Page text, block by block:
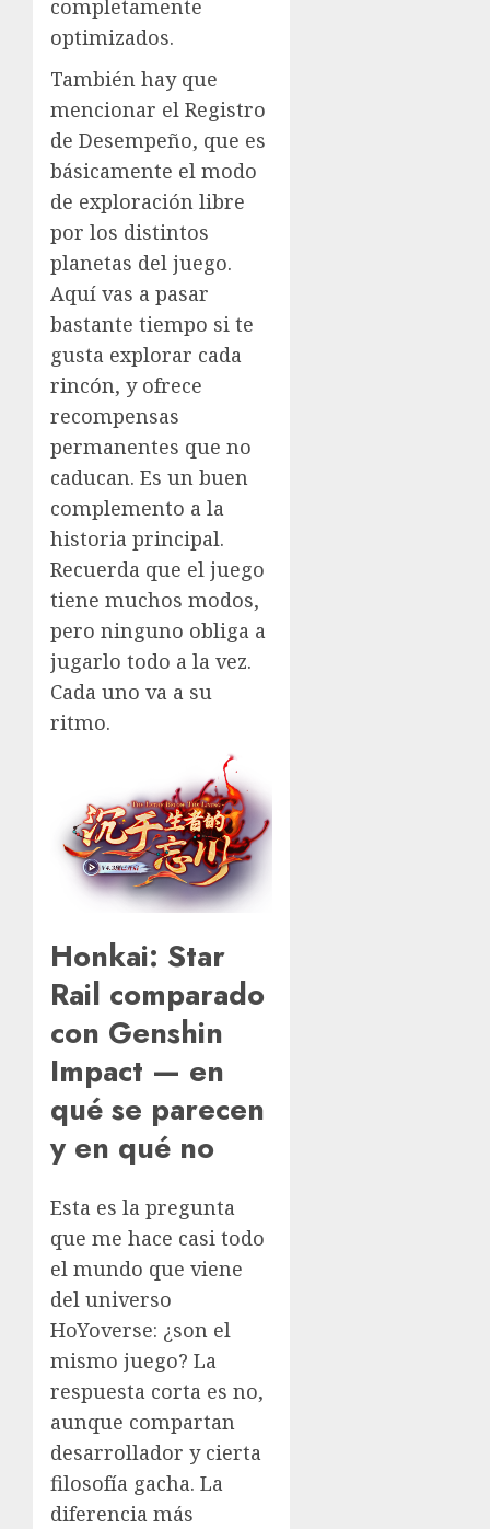
completamente
optimizados.
También hay que
mencionar el Registro
de Desempeño, que es
básicamente el modo
de exploración libre
por los distintos
planetas del juego.
Aquí vas a pasar
bastante tiempo si te
gusta explorar cada
rincón, y ofrece
recompensas
permanentes que no
caducan. Es un buen
complemento a la
historia principal.
Recuerda que el juego
tiene muchos modos,
pero ninguno obliga a
jugarlo todo a la vez.
Cada uno va a su
ritmo.
Honkai: Star
Rail comparado
con Genshin
Impact — en
qué se parecen
y en qué no
Esta es la pregunta
que me hace casi todo
el mundo que viene
del universo
HoYoverse: ¿son el
mismo juego? La
respuesta corta es no,
aunque compartan
desarrollador y cierta
filosofía gacha. La
diferencia más